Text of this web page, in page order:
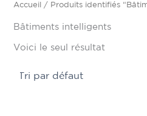
Accueil / Produits identifiés
Bâtiments intelligents
Voici le seul résultat